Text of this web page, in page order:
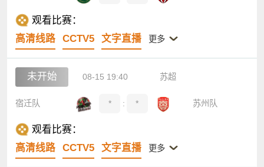
观看比赛：
高清线路
CCTV5 文字直播 更多
未开始 08-15 19:40 苏超
宿迁队 * : * 苏州队
观看比赛：
高清线路
CCTV5 文字直播 更多